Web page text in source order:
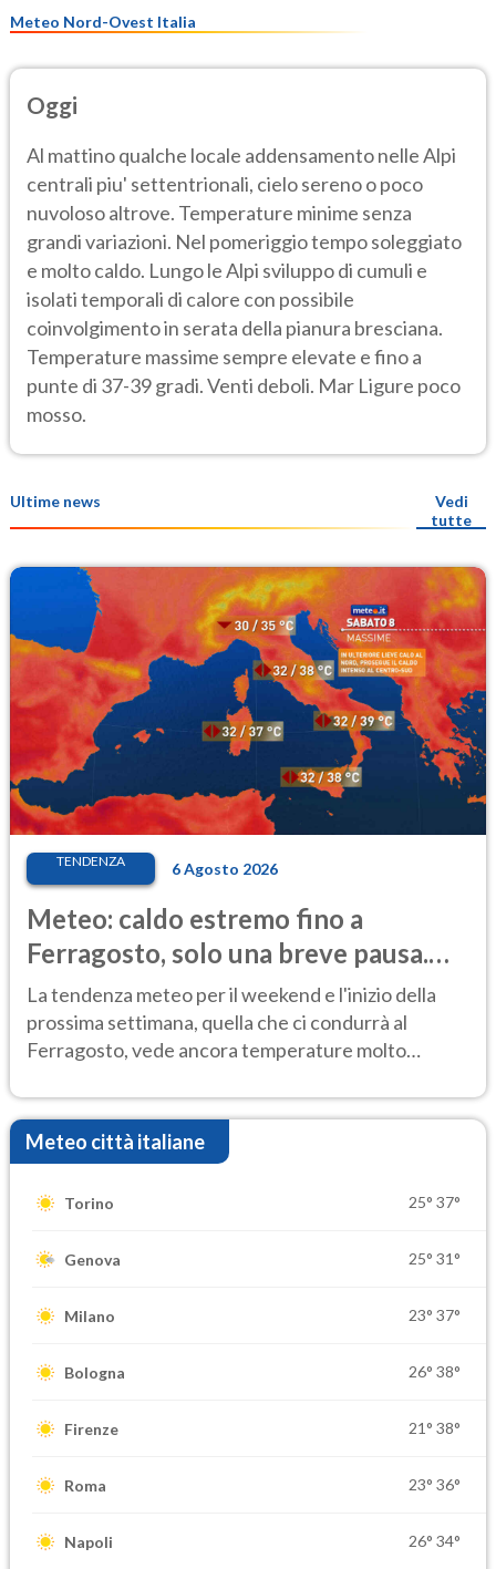
Meteo Nord-Ovest Italia
Oggi
Al mattino qualche locale addensamento nelle Alpi
centrali piu' settentrionali, cielo sereno o poco
nuvoloso altrove. Temperature minime senza
grandi variazioni. Nel pomeriggio tempo soleggiato
e molto caldo. Lungo le Alpi sviluppo di cumuli e
isolati temporali di calore con possibile
coinvolgimento in serata della pianura bresciana.
Temperature massime sempre elevate e fino a
punte di 37-39 gradi. Venti deboli. Mar Ligure poco
mosso.
Ultime news
Vedi
tutte
TENDENZA 6 Agosto 2026
Meteo: caldo estremo fino a
Ferragosto, solo una breve pausa.
Ecco dove
La tendenza meteo per il weekend e l'inizio della
prossima settimana, quella che ci condurrà al
Ferragosto, vede ancora temperature molto
Meteo città italiane
Torino 25° 37°
Genova 25° 31°
Milano 23° 37°
Bologna 26° 38°
Firenze 21° 38°
Roma 23° 36°
Napoli 26° 34°